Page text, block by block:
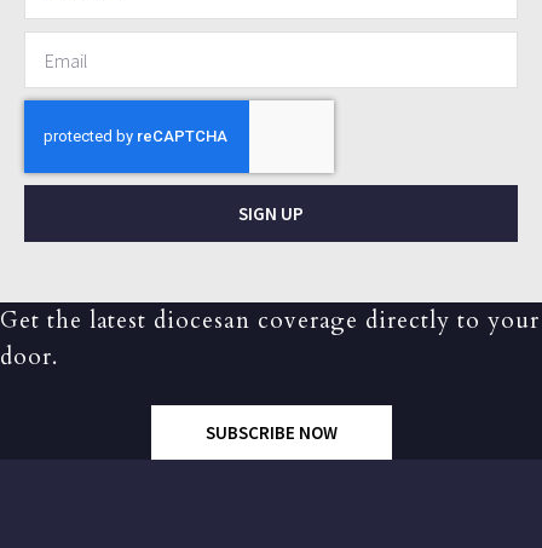
SIGN UP
Get the latest diocesan coverage directly to your
door.
SUBSCRIBE NOW